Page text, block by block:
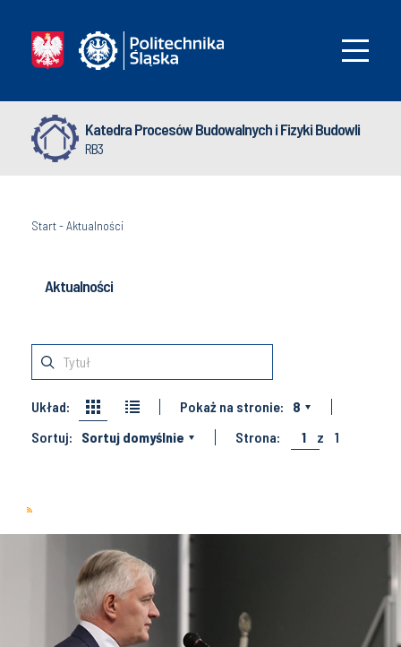
Katedra Procesów Budowalnych i Fizyki Budowli
RB3
Start-Aktualności
Aktualności
Układ: Pokaż na stronie:
8
Sortuj:
Sortuj domyślnie Strona: 1 z 1